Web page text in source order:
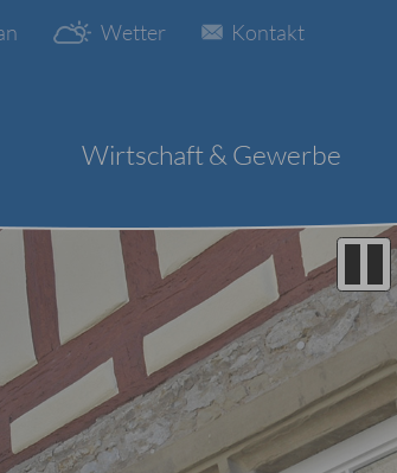
Kontakt
Wetter
Wirtschaft & Gewerbe